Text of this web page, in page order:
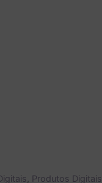
Produtos Digitais